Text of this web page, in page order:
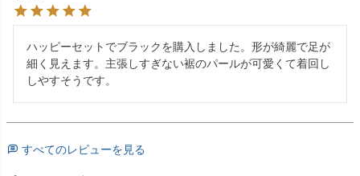
ハッピーセットでブラックを購入しました。形が綺麗で足が
細く見えます。主張しすぎない裾のパールが可愛くて着回し
しやすそうです。
すべてのレビューを見る